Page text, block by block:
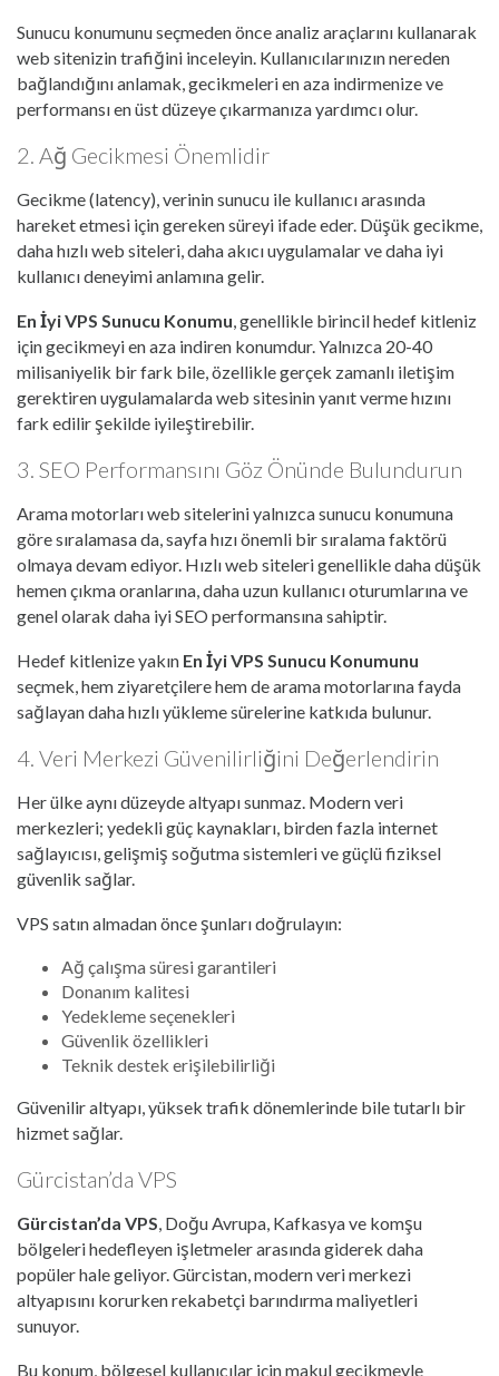
Sunucu konumunu seçmeden önce analiz araçlarını kullanarak
web sitenizin trafiğini inceleyin. Kullanıcılarınızın nereden
bağlandığını anlamak, gecikmeleri en aza indirmenize ve
performansı en üst düzeye çıkarmanıza yardımcı olur.
2. Ağ Gecikmesi Önemlidir
Gecikme (latency), verinin sunucu ile kullanıcı arasında
hareket etmesi için gereken süreyi ifade eder. Düşük gecikme,
daha hızlı web siteleri, daha akıcı uygulamalar ve daha iyi
kullanıcı deneyimi anlamına gelir.
En İyi VPS Sunucu Konumu, genellikle birincil hedef kitleniz
için gecikmeyi en aza indiren konumdur. Yalnızca 20-40
milisaniyelik bir fark bile, özellikle gerçek zamanlı iletişim
gerektiren uygulamalarda web sitesinin yanıt verme hızını
fark edilir şekilde iyileştirebilir.
3. SEO Performansını Göz Önünde Bulundurun
Arama motorları web sitelerini yalnızca sunucu konumuna
göre sıralamasa da, sayfa hızı önemli bir sıralama faktörü
olmaya devam ediyor. Hızlı web siteleri genellikle daha düşük
hemen çıkma oranlarına, daha uzun kullanıcı oturumlarına ve
genel olarak daha iyi SEO performansına sahiptir.
Hedef kitlenize yakın En İyi VPS Sunucu Konumunu
seçmek, hem ziyaretçilere hem de arama motorlarına fayda
sağlayan daha hızlı yükleme sürelerine katkıda bulunur.
4. Veri Merkezi Güvenilirliğini Değerlendirin
Her ülke aynı düzeyde altyapı sunmaz. Modern veri
merkezleri; yedekli güç kaynakları, birden fazla internet
sağlayıcısı, gelişmiş soğutma sistemleri ve güçlü fiziksel
güvenlik sağlar.
VPS satın almadan önce şunları doğrulayın:
Ağ çalışma süresi garantileri
Donanım kalitesi
Yedekleme seçenekleri
Güvenlik özellikleri
Teknik destek erişilebilirliği
Güvenilir altyapı, yüksek trafik dönemlerinde bile tutarlı bir
hizmet sağlar.
Gürcistan’da VPS
Gürcistan’da VPS, Doğu Avrupa, Kafkasya ve komşu
bölgeleri hedefleyen işletmeler arasında giderek daha
popüler hale geliyor. Gürcistan, modern veri merkezi
altyapısını korurken rekabetçi barındırma maliyetleri
sunuyor.
Bu konum, bölgesel kullanıcılar için makul gecikmeyle